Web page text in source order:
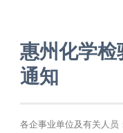
惠州化学
通知
各企事业单位及有关人